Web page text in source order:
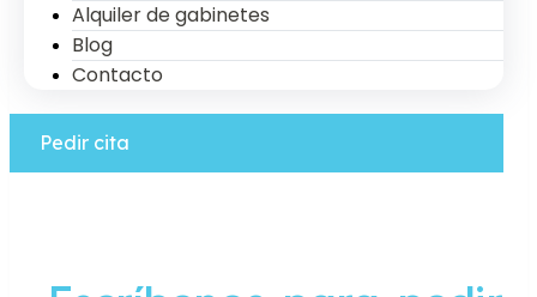
Alquiler de gabinetes
Blog
Contacto
Pedir cita